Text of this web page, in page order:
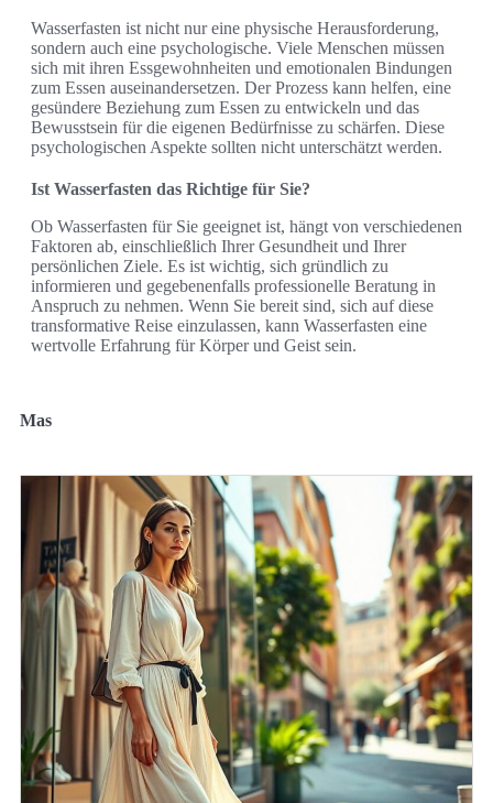
Wasserfasten ist nicht nur eine physische Herausforderung,
sondern auch eine psychologische. Viele Menschen müssen
sich mit ihren Essgewohnheiten und emotionalen Bindungen
zum Essen auseinandersetzen. Der Prozess kann helfen, eine
gesündere Beziehung zum Essen zu entwickeln und das
Bewusstsein für die eigenen Bedürfnisse zu schärfen. Diese
psychologischen Aspekte sollten nicht unterschätzt werden.
Ist Wasserfasten das Richtige für Sie?
Ob Wasserfasten für Sie geeignet ist, hängt von verschiedenen
Faktoren ab, einschließlich Ihrer Gesundheit und Ihrer
persönlichen Ziele. Es ist wichtig, sich gründlich zu
informieren und gegebenenfalls professionelle Beratung in
Anspruch zu nehmen. Wenn Sie bereit sind, sich auf diese
transformative Reise einzulassen, kann Wasserfasten eine
wertvolle Erfahrung für Körper und Geist sein.
Mas